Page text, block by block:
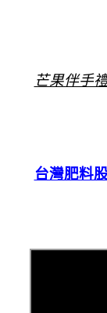
芒果伴手
台灣肥料